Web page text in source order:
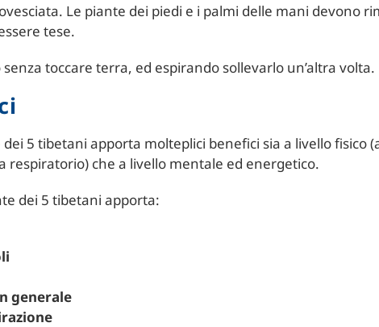
Le piante dei piedi e i palmi delle mani devono
tese.
toccare terra, ed espirando sollevarlo un’altra volta.
5 tibetani apporta molteplici benefici sia a livello fisico
respiratorio) che a livello mentale ed energetico.
dei 5 tibetani apporta:
generale